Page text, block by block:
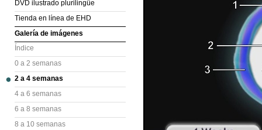
DVD ilustrado plurilingüe
Tienda en línea de EHD
Galería de imágenes
Índice
0 a 2 semanas
2 a 4 semanas
4 a 6 semanas
6 a 8 semanas
8 a 10 semanas